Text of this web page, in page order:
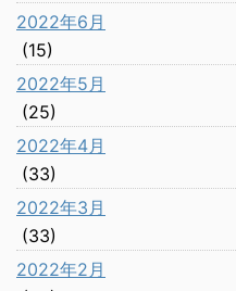
2022年6月
(15)
2022年5月
(25)
2022年4月
(33)
2022年3月
(33)
2022年2月